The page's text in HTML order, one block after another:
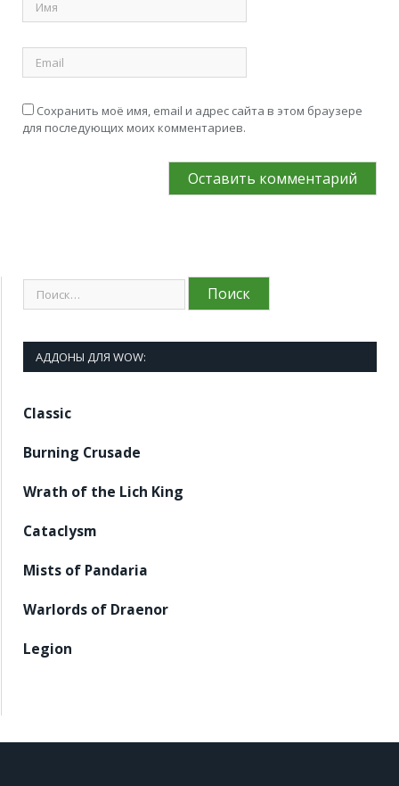
Сохранить моё имя, email и адрес сайта в этом браузере
для последующих моих комментариев.
АДДОНЫ ДЛЯ WOW:
Classic
Burning Crusade
Wrath of the Lich King
Cataclysm
Mists of Pandaria
Warlords of Draenor
Legion